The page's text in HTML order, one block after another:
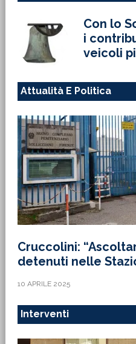
Con lo
i
veicoli
Attualità E Politica
Cruccolini:
detenuti nelle
10 APRILE 2025
Interventi